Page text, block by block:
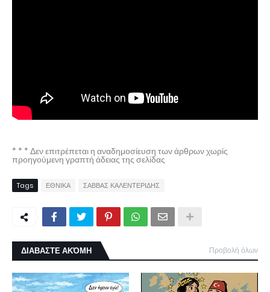
* * * Δεν επιτρέπεται η αναδημοσίευση των άρθρων χωρίς
προηγούμενη γραπτή άδειας της σελίδας
Tags ΕΘΝΙΚΑ ΣΑΒΒΑΣ ΚΑΛΕΝΤΕΡΙΔΗΣ
ΔΙΑΒΑΣΤΕ ΑΚΌΜΗ Προβολή όλων